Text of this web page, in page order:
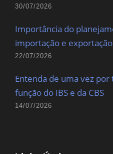
30/07/2026
Importância do
importação e exportação
22/07/2026
Entenda de uma vez por
função do IBS e da CBS
14/07/2026